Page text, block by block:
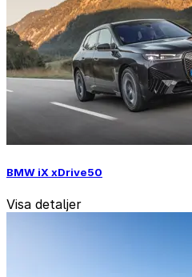
BMW iX xDrive50
Visa detaljer